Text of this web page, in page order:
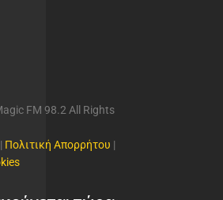
FM 98.2 All Rights
| Πολιτική Απορρήτου |